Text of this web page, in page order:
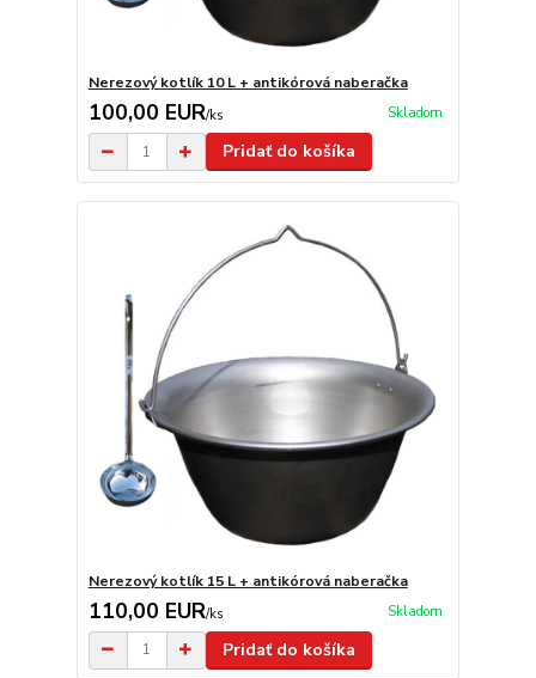
Nerezový kotlík 10 L + antikórová naberačka
100,00 EUR/ks Skladom
Pridať do košíka
Nerezový kotlík 15 L + antikórová naberačka
110,00 EUR/ks Skladom
Pridať do košíka